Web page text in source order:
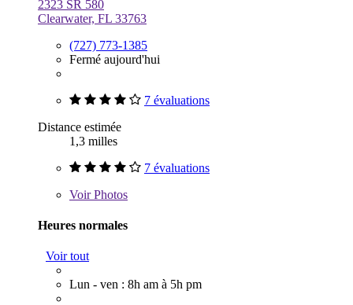
2323 SR 580
Clearwater, FL 33763
(727) 773-1385
Fermé aujourd'hui
7 évaluations
Distance estimée
1,3 milles
7 évaluations
VoirPhotos
Heures normales
Voir tout
Lun - ven : 8h am à 5h pm